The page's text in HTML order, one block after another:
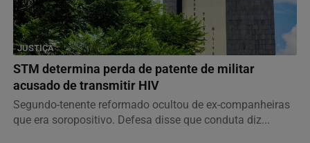
JUSTIÇA
STM determina perda de patente de militar
acusado de transmitir HIV
Segundo-tenente reformado ocultou de ex-companheiras
que era soropositivo. Defesa disse que conduta diz...